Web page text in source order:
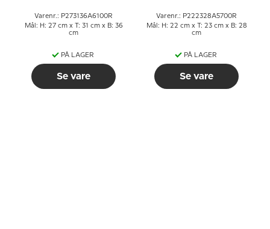
Varenr.: P273136A6100R
Mål: H: 27 cm x T: 31 cm x B: 36
cm
PÅ LAGER
Se vare
Varenr.: P222328A5700R
Mål: H: 22 cm x T: 23 cm x B: 28
cm
PÅ LAGER
Se vare